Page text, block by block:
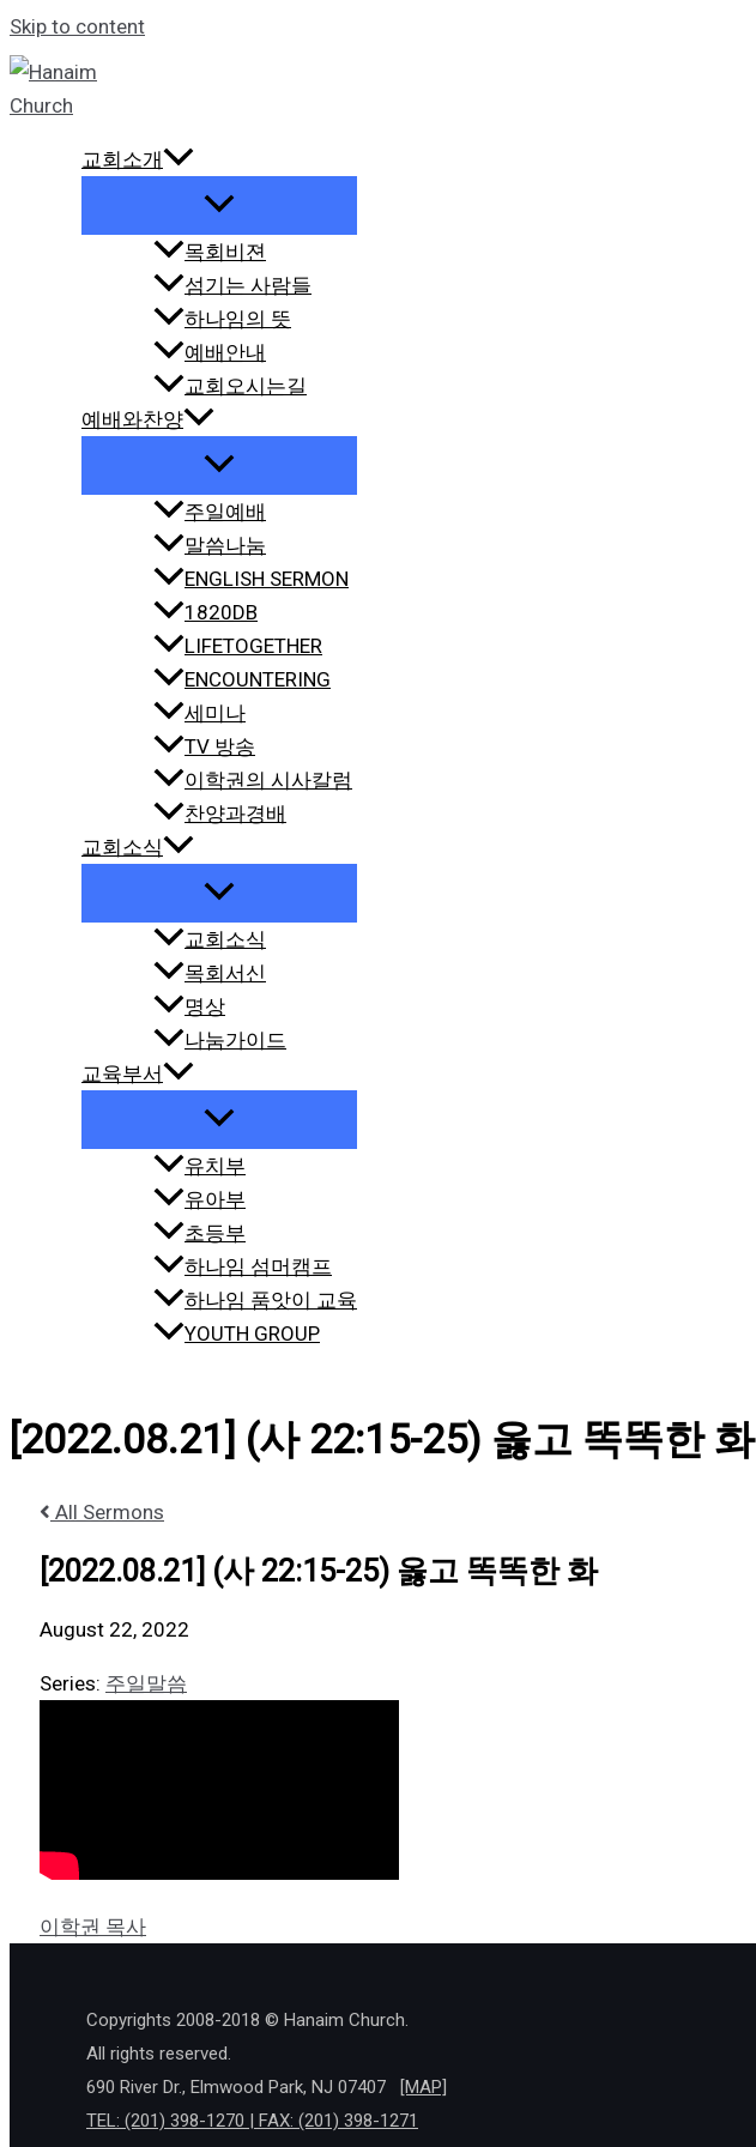
Skip to content
교회소개
목회비젼
섬기는 사람들
하나임의 뜻
예배안내
교회오시는길
예배와찬양
주일예배
말씀나눔
ENGLISH SERMON
1820DB
LIFETOGETHER
ENCOUNTERING
세미나
TV 방송
이학권의 시사칼럼
찬양과경배
교회소식
교회소식
목회서신
명상
나눔가이드
교육부서
유치부
유아부
초등부
하나임 섬머캠프
하나임 품앗이 교육
YOUTH GROUP
[2022.08.21] (사 22:15-25) 옳고 똑똑한 화
All Sermons
[2022.08.21] (사 22:15-25) 옳고 똑똑한 화
August 22, 2022
Series: 주일말씀
이학권 목사
Copyrights 2008-2018 © Hanaim Church.
All rights reserved.
690 River Dr., Elmwood Park, NJ 07407
[MAP]
TEL: (201) 398-1270 | FAX: (201) 398-1271